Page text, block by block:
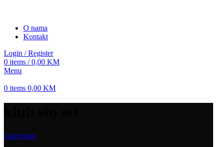
O nama
Kontakt
Login / Register
0 items / 0,00 KM
Menu
0 items 0,00 KM
Categories